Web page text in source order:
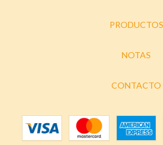
PRODUCTOS
NOTAS
CONTACTO